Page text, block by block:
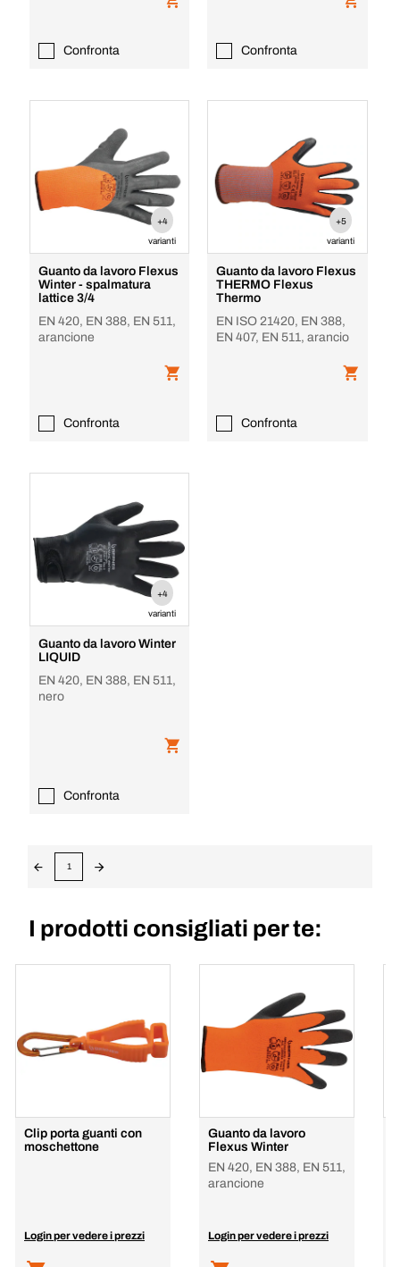
Confronta Confronta
+4
varianti
Guanto da lavoro Flexus
Winter - spalmatura
lattice 3/4
EN 420, EN 388, EN 511,
arancione
Confronta
+5
varianti
Guanto da lavoro Flexus
THERMO Flexus
Thermo
EN ISO 21420, EN 388,
EN 407, EN 511, arancio
Confronta
+4
varianti
Guanto da lavoro Winter
LIQUID
EN 420, EN 388, EN 511,
nero
Confronta
1
I prodotti consigliati per te:
Clip porta guanti con
moschettone
Login per vedere i prezzi
Guanto da lavoro
Flexus Winter
EN 420, EN 388, EN 511,
arancione
Login per vedere i prezzi